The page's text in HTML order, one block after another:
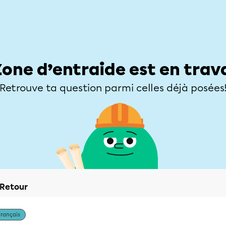
d’entraide est en
Retrouve ta question parmi celles déjà
Retour